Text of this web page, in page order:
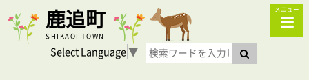
鹿追町
SHIKAOI TOWN
メニュー
Select Language▼